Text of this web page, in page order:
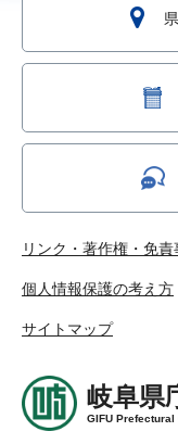
リンク・著作権・免責
個人情報保護の考え方
サイトマップ
岐阜県
GIFU Prefectural